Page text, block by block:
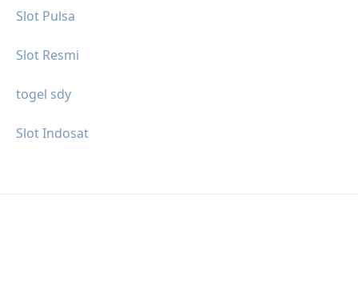
Slot Pulsa
Slot Resmi
togel sdy
Slot Indosat